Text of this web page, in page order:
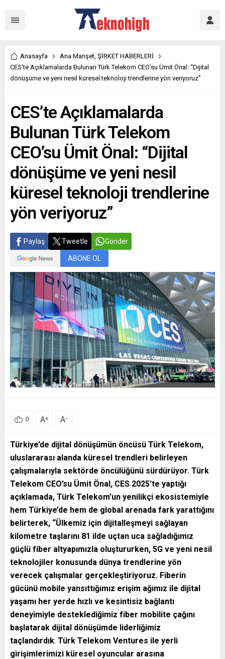
Anasayfa Ana Manşet, ŞİRKET HABERLERİ
CES’te Açıklamalarda Bulunan Türk Telekom CEO’su Ümit Önal: “Dijital
dönüşüme ve yeni nesil küresel teknoloji trendlerine yön veriyoruz”
CES’te Açıklamalarda
Bulunan Türk Telekom
CEO’su Ümit Önal: “Dijital
dönüşüme ve yeni nesil
küresel teknoloji trendlerine
yön veriyoruz”
Paylaş Tweetle Gönder
ABONE OL
0 A+ A-
Türkiye’de dijital dönüşümün öncüsü Türk Telekom,
uluslararası alanda küresel trendleri belirleyen
çalışmalarıyla sektörde öncülüğünü sürdürüyor. Türk
Telekom CEO’su Ümit Önal, CES 2025’te yaptığı
açıklamada, Türk Telekom’un yenilikçi ekosistemiyle
hem Türkiye’de hem de global arenada fark yarattığını
belirterek, “Ülkemiz için dijitalleşmeyi sağlayan
kilometre taşlarını 81 ilde uçtan uca sağladığımız
güçlü fiber altyapımızla oluştururken, 5G ve yeni nesil
teknolojiler konusunda dünya trendlerine yön
verecek çalışmalar gerçekleştiriyoruz. Fiberin
gücünü mobile yansıttığımız erişim ağımız ile dijital
yaşamı her yerde hızlı ve kesintisiz bağlantı
deneyimiyle desteklediğimiz fiber mobilite çağını
başlatarak dijital dönüşümde liderliğimiz
taçlandırdık. Türk Telekom Ventures ile yerli
girişimlerimizi küresel oyuncular arasına